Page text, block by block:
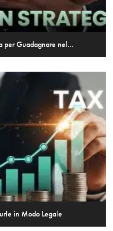
per Guadagnare nel...
in Modo Legale